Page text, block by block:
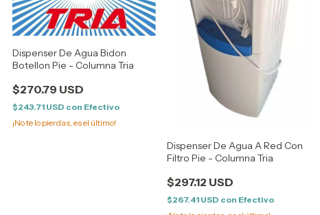
Dispenser De Agua Bidon
Botellon Pie - Columna Tria
$270.79 USD
$243.71 USD con Efectivo
¡No te lo pierdas, es el último!
Dispenser De Agua A Red Con
Filtro Pie - Columna Tria
$297.12 USD
$267.41 USD con Efectivo